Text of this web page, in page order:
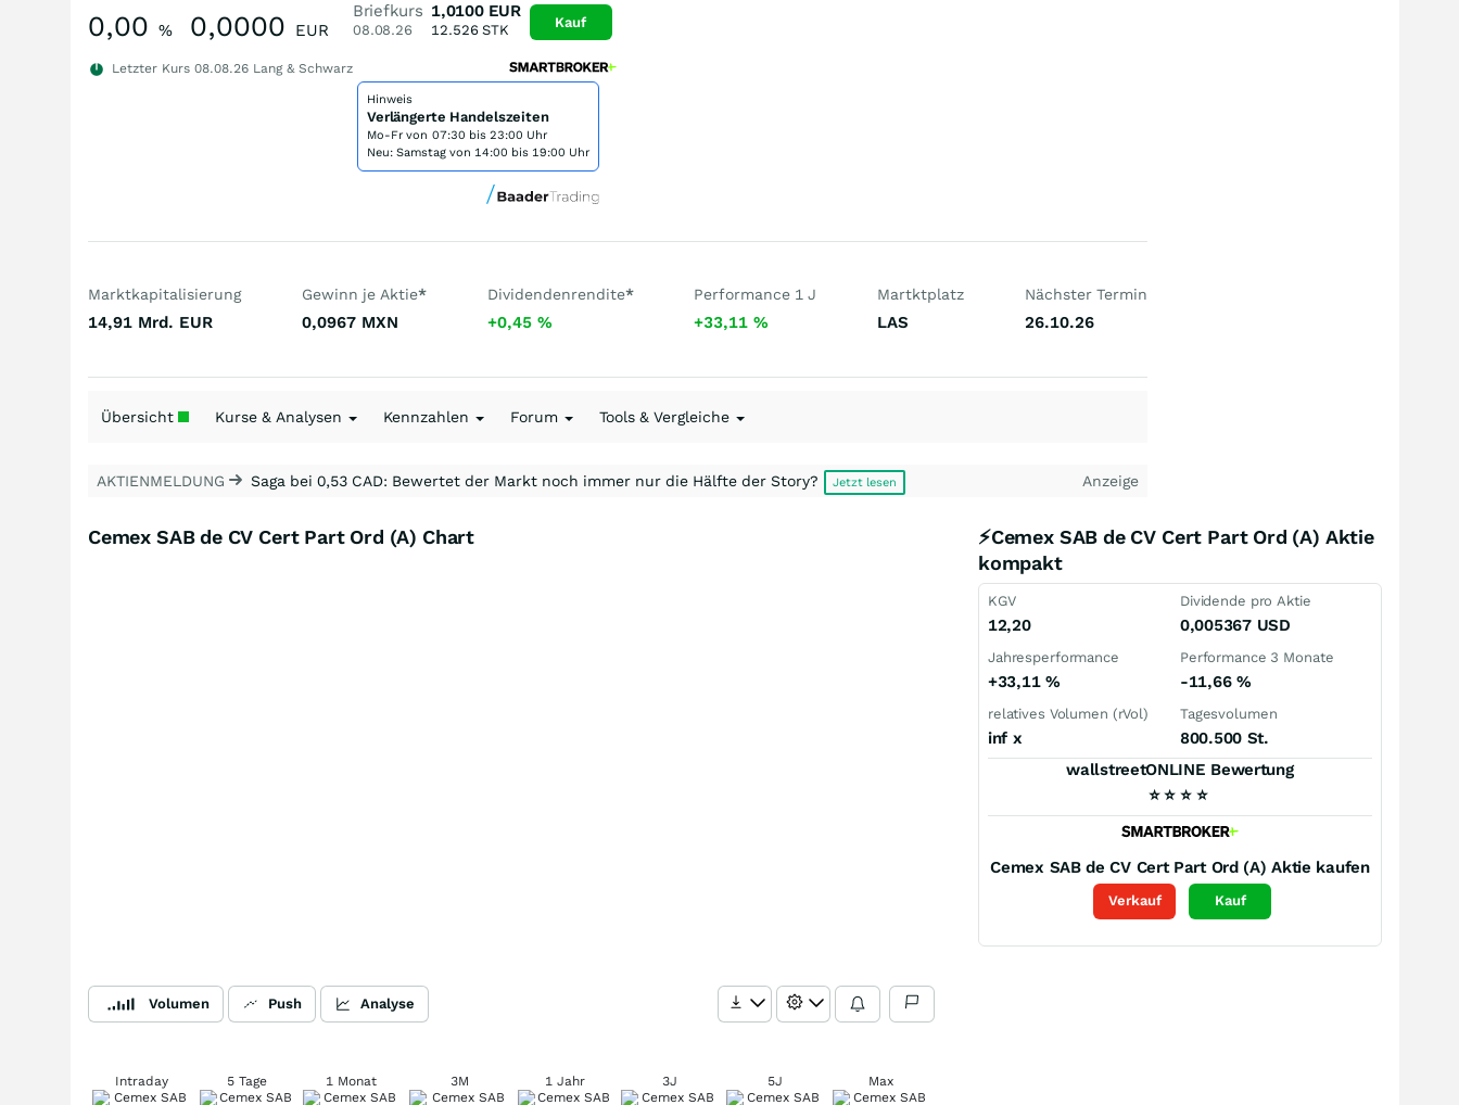
0,00 % 0,0000 EUR
Letzter Kurs 08.08.26 Lang & Schwarz
Briefkurs
08.08.26
1,0100 EUR
12.526STK Kauf
Hinweis
Verlängerte Handelszeiten
Mo-Fr von 07:30 bis 23:00 Uhr
Neu: Samstag von 14:00 bis 19:00 Uhr
Marktkapitalisierung
14,91 Mrd. EUR
Gewinn je Aktie*
0,0967 MXN
Dividendenrendite*
+0,45 %
Performance 1 J
+33,11%
Martktplatz
LAS
Nächster Termin
26.10.26
Übersicht Kurse & Analysen Kennzahlen Forum Tools & Vergleiche
AKTIENMELDUNG Saga bei 0,53 CAD: Bewertet der Markt noch immer nur die Hälfte der Story? Jetzt lesen Anzeige
Cemex SAB de CV Cert Part Ord (A) Chart
Volumen Push Analyse
Intraday 5 Tage 1 Monat 3M 1 Jahr 3J 5J Max
⚡Cemex SAB de CV Cert Part Ord (A) Aktie
kompakt
KGV
12,20
Dividende pro Aktie
0,005367 USD
Jahresperformance
+33,11 %
Performance 3 Monate
-11,66 %
relatives Volumen (rVol)
inf x
Tagesvolumen
800.500 St.
wallstreetONLINE Bewertung
⭐ ⭐ ⭐ ⭐
Cemex SAB de CV Cert Part Ord (A) Aktie kaufen
Verkauf Kauf